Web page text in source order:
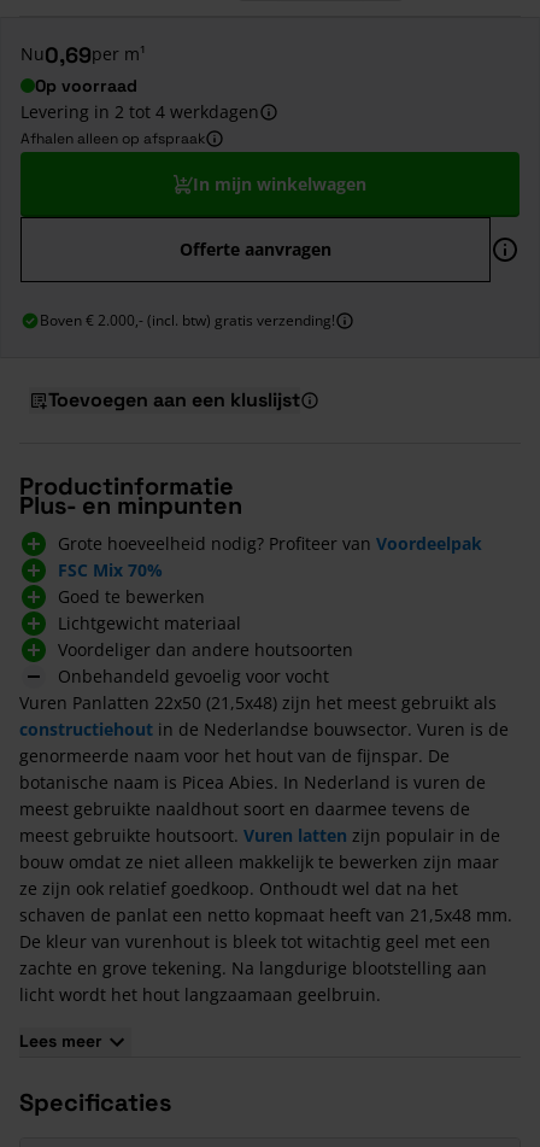
Nu0,69per m¹
Op voorraad
Levering in 2 tot 4 werkdagen
Afhalen alleen op afspraak
In mijn winkelwagen
Offerte aanvragen
Boven € 2.000,- (incl. btw) gratis verzending!
Toevoegen aan een kluslijst
Productinformatie
Plus- en minpunten
Grote hoeveelheid nodig? Profiteer van Voordeelpak
FSC Mix 70%
Goed te bewerken
Lichtgewicht materiaal
Voordeliger dan andere houtsoorten
Onbehandeld gevoelig voor vocht
Vuren Panlatten 22x50 (21,5x48) zijn het meest gebruikt als
constructiehout in de Nederlandse bouwsector. Vuren is de
genormeerde naam voor het hout van de fijnspar. De
botanische naam is Picea Abies. In Nederland is vuren de
meest gebruikte naaldhout soort en daarmee tevens de
meest gebruikte houtsoort. Vuren latten zijn populair in de
bouw omdat ze niet alleen makkelijk te bewerken zijn maar
ze zijn ook relatief goedkoop. Onthoudt wel dat na het
schaven de panlat een netto kopmaat heeft van 21,5x48 mm.
De kleur van vurenhout is bleek tot witachtig geel met een
zachte en grove tekening. Na langdurige blootstelling aan
licht wordt het hout langzaamaan geelbruin.
Kenmerken van Vuren Panlatten 22x50 (21,5x48)
21,5x48 mm en worden voornamelijk gebruikt voor
Lees meer
Specificaties